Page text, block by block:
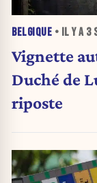
BELGIQUE • IL Y A 3
Vignette
Duché de
riposte